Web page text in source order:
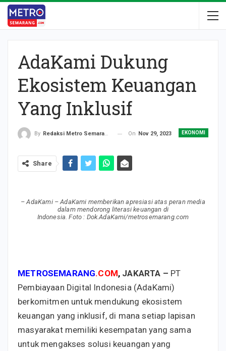
AdaKami Dukung
Ekosistem Keuangan
Yang Inklusif
EKONOMI
By Redaksi Metro Semarang On Nov 29, 2023
Share
– AdaKami – AdaKami memberikan apresiasi atas peran media
dalam mendorong literasi keuangan di
Indonesia. Foto : Dok.AdaKami/metrosemarang.com
METROSEMARANG.COM, JAKARTA – PT
Pembiayaan Digital Indonesia (AdaKami)
berkomitmen untuk mendukung ekosistem
keuangan yang inklusif, di mana setiap lapisan
masyarakat memiliki kesempatan yang sama
untuk mengakses solusi keuangan yang